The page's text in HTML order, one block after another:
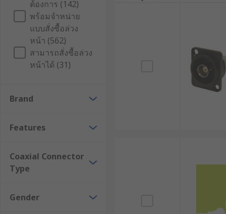
ทำงานของหัวปลั๊กประเภทนี้อาศัยโครงสร้างแบบช่องเสี
สัญญาณรบกวนจากภายนอกและรักษาคุณภาพของสัญญา
ตัวอย่างเช่น หัว BNC (Bayonet Neill-Concelman) หนึ่
ถอดออกได้ง่าย หัว BNC มีทั้งแบบตัวผู้และตัวเมีย โดยตัว
สามารถส่งสัญญาณได้อย่างมีประสิทธิภาพ ลดการ
ถูกออกแบบมาให้มีความทนต่อสภาพแวดล้อมที่หลา
มีหัวปลั๊กให้เลือกหลากหลายประเภท สำหรับการใ
มีกลไกการล็อกที่แน่นหนา ช่วยให้การเชื่อมต่อมีค
ง่ายต่อการติดตั้งและบำรุงรักษา รวมทั้งมีปัญหาด้าน
ต้องการ (142)
พร้อมจำหน่าย
แบบสั่งซื้อล่วง
หน้า (562)
สามารถสั่งซื้อล่วง
หน้าได้ (31)
Brand
Features
Coaxial Connector
Type
Gender